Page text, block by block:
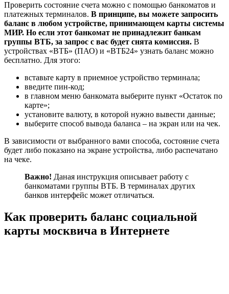
Проверить состояние счета можно с помощью банкоматов и
платежных терминалов. В принципе, вы можете запросить
баланс в любом устройстве, принимающем карты системы
МИР. Но если этот банкомат не принадлежит банкам
группы ВТБ, за запрос с вас будет снята комиссия. В
устройствах «ВТБ» (ПАО) и «ВТБ24» узнать баланс можно
бесплатно. Для этого:
вставьте карту в приемное устройство терминала;
введите пин-код;
в главном меню банкомата выберите пункт «Остаток по
карте»;
установите валюту, в которой нужно вывести данные;
выберите способ вывода баланса – на экран или на чек.
В зависимости от выбранного вами способа, состояние счета
будет либо показано на экране устройства, либо распечатано
на чеке.
Важно! Даная инструкция описывает работу с
банкоматами группы ВТБ. В терминалах других
банков интерфейс может отличаться.
Как проверить баланс социальной
карты москвича в Интернете